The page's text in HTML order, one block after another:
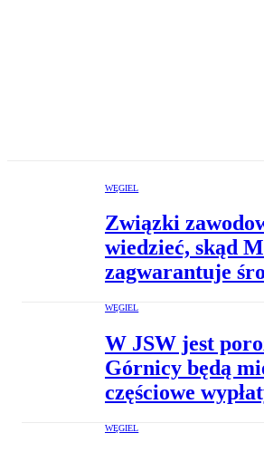
WĘGIEL
Związki
wiedzieć, skąd
zagwarantuje
WĘGIEL
W JSW jest
Górnicy będą
częściowe
WĘGIEL